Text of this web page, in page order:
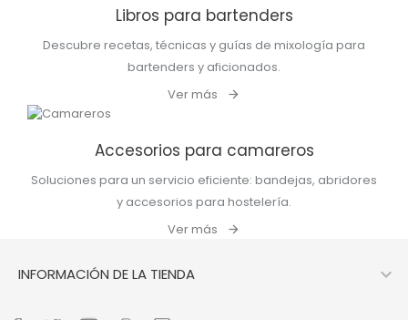
Libros para bartenders
Descubre recetas, técnicas y guías de mixología para
bartenders y aficionados.
Ver más
Accesorios para camareros
Soluciones para un servicio eficiente: bandejas, abridores
y accesorios para hostelería.
Ver más
INFORMACIÓN DE LA TIENDA 